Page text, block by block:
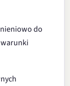
do